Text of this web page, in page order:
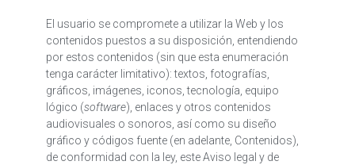
El usuario se compromete a utilizar la Web y los
contenidos puestos a su disposición, entendiendo
por estos contenidos (sin que esta enumeración
tenga carácter limitativo): textos, fotografías,
gráficos, imágenes, iconos, tecnología, equipo
lógico (software), enlaces y otros contenidos
audiovisuales o sonoros, así como su diseño
gráfico y códigos fuente (en adelante, Contenidos),
de conformidad con la ley, este Aviso legal y de